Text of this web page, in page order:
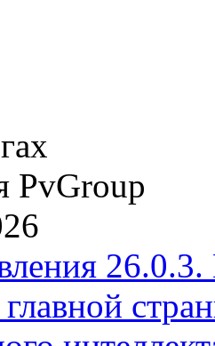
PvGroup
26.0.3.